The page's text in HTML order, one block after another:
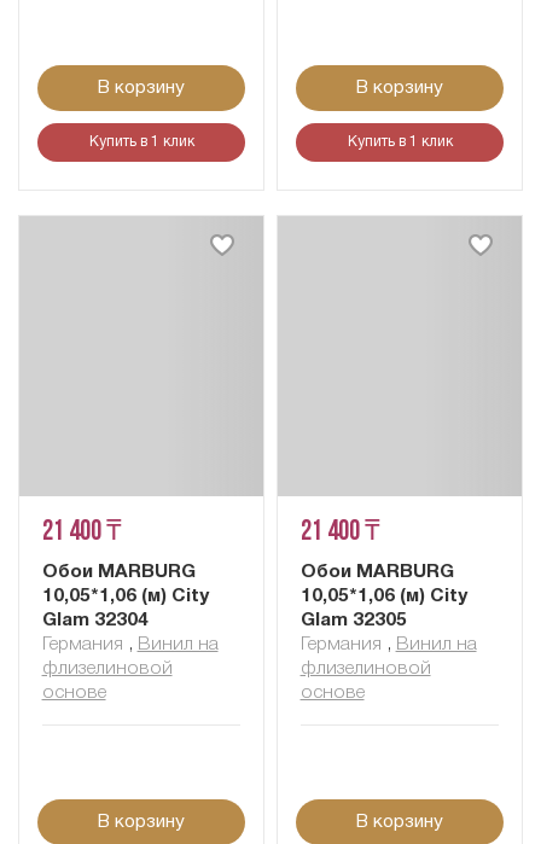
В корзину
Купить в 1 клик
В корзину
Купить в 1 клик
21 400 ₸
Обои MARBURG
10,05*1,06 (м) City
Glam 32304
Германия , Винил на
флизелиновой
основе
В корзину
21 400 ₸
Обои MARBURG
10,05*1,06 (м) City
Glam 32305
Германия , Винил на
флизелиновой
основе
В корзину